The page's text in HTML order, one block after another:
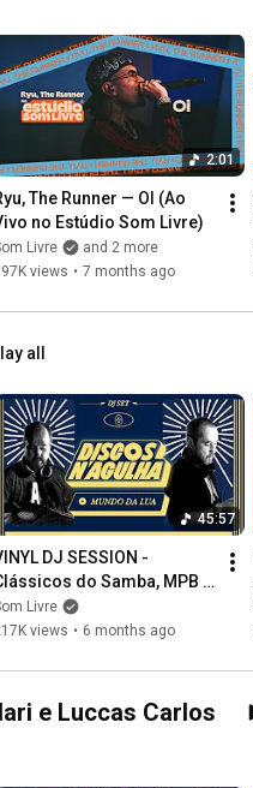
2:01
The Runner — OI (Ao
no Estúdio Som Livre)
Livre
and 2 more
views • 7 months ago
all
45:57
DJ SESSION -
do Samba, MPB e
| DISCOS
com DJ
Livre
views • 6 months ago
e Luccas Carlos